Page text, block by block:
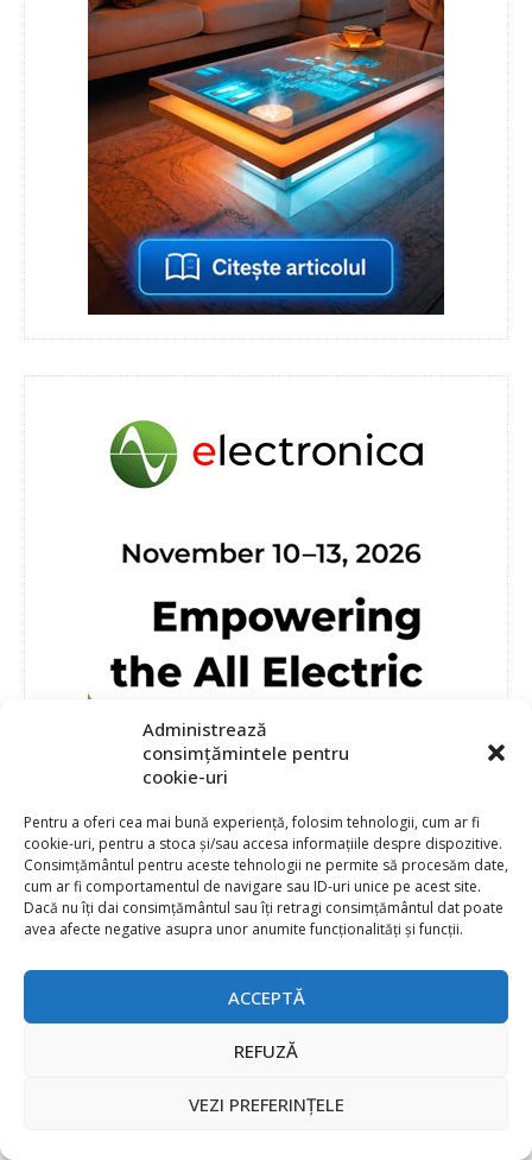
Administrează
consimțămintele pentru
cookie-uri
Pentru a oferi cea mai bună experiență, folosim tehnologii, cum ar fi
cookie-uri, pentru a stoca și/sau accesa informațiile despre dispozitive.
Consimțământul pentru aceste tehnologii ne permite să procesăm date,
cum ar fi comportamentul de navigare sau ID-uri unice pe acest site.
Dacă nu îți dai consimțământul sau îți retragi consimțământul dat poate
avea afecte negative asupra unor anumite funcționalități și funcții.
ACCEPTĂ
REFUZĂ
VEZI PREFERINȚELE